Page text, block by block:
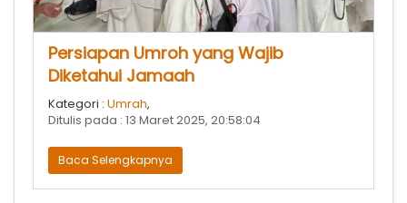
Persiapan Umroh yang Wajib
Diketahui Jamaah
Kategori : Umrah,
Ditulis pada : 13 Maret 2025, 20:58:04
Baca Selengkapnya